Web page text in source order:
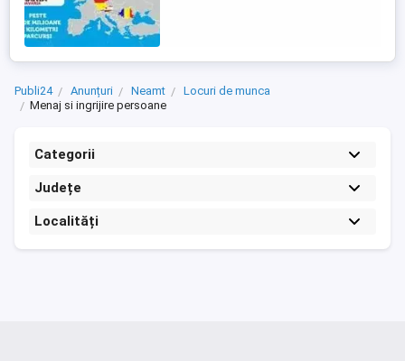
Publi24 Anunțuri Neamt
Locuri de munca
Menaj si ingrijire persoane
Categorii
Județe
Localități